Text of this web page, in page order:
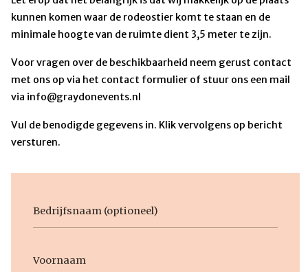
kunnen komen waar de rodeostier komt te staan en de
minimale hoogte van de ruimte dient 3,5 meter te zijn.
Voor vragen over de beschikbaarheid neem gerust contact
met ons op via het contact formulier of stuur ons een mail
via info@graydonevents.nl
Vul de benodigde gegevens in. Klik vervolgens op bericht
versturen.